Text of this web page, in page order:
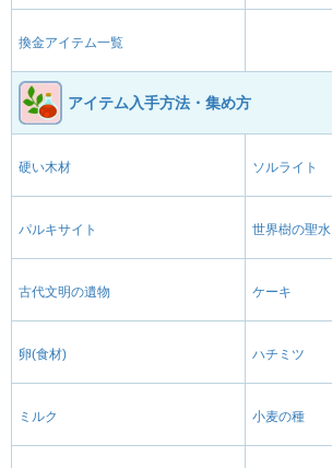
換金アイテム一覧
アイテム入手方法・集め方
硬い木材 ソルライト
パルキサイト 世界樹の聖水
古代文明の遺物 ケーキ
卵(食材) ハチミツ
ミルク 小麦の種